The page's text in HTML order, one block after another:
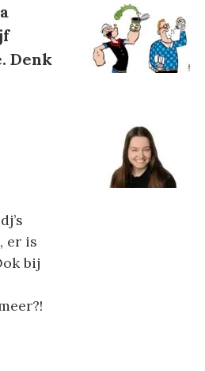
Denk
er is
bij